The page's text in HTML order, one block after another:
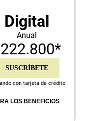
Digital
Anual
SUSCRÍBETE
con tarjeta de crédito
LOS BENEFICIOS